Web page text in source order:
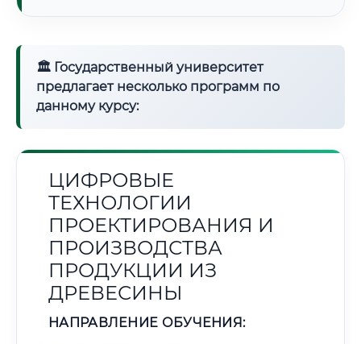
🏛 Государственный университет
предлагает несколько программ по
данному курсу:
ЦИФРОВЫЕ
ТЕХНОЛОГИИ
ПРОЕКТИРОВАНИЯ И
ПРОИЗВОДСТВА
ПРОДУКЦИИ ИЗ
ДРЕВЕСИНЫ
НАПРАВЛЕНИЕ ОБУЧЕНИЯ: